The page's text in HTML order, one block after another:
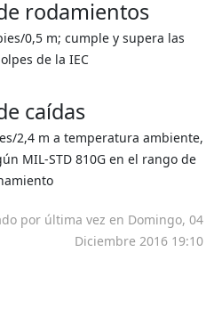
rodamientos
0,5 m; cumple y supera las
de la IEC
caídas
2,4 m a temperatura ambiente,
MIL-STD 810G en el rango de
por última vez en Domingo, 04
Diciembre 2016 19:10